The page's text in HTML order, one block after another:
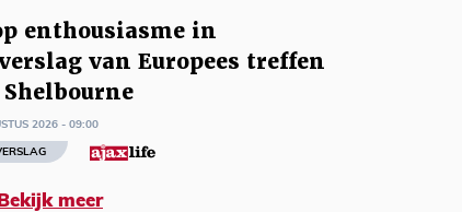
enthousiasme in
van Europees treffen
2026 - 09:00
Bekijk meer